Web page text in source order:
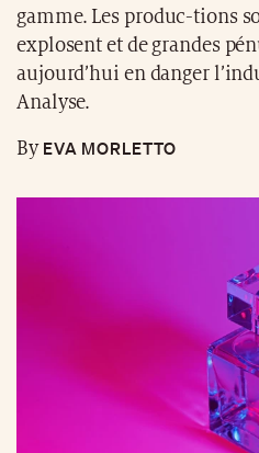
gamme. Les produc-tions
explosent et de grandes
aujourd’hui en danger
Analyse.
ByEVA MORLETTO